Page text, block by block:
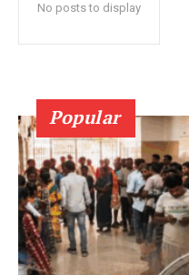
No posts to display
Popular